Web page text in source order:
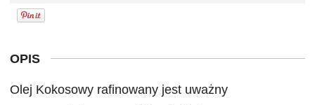
OPIS
Olej Kokosowy rafinowany jest uważny